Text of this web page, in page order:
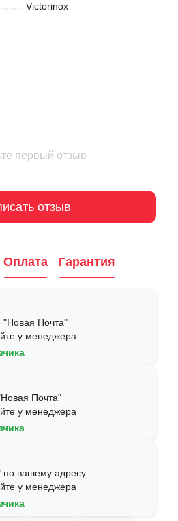
Victorinox
первый отзыв
отзыв
Оплата Гарантия
"Новая Почта"
у менеджера
Почта"
у менеджера
по вашему адресу
у менеджера